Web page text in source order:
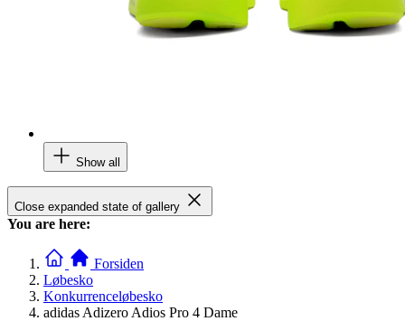
Show all
Close expanded state of gallery
You are here:
Forsiden
Løbesko
Konkurrenceløbesko
adidas Adizero Adios Pro 4 Dame